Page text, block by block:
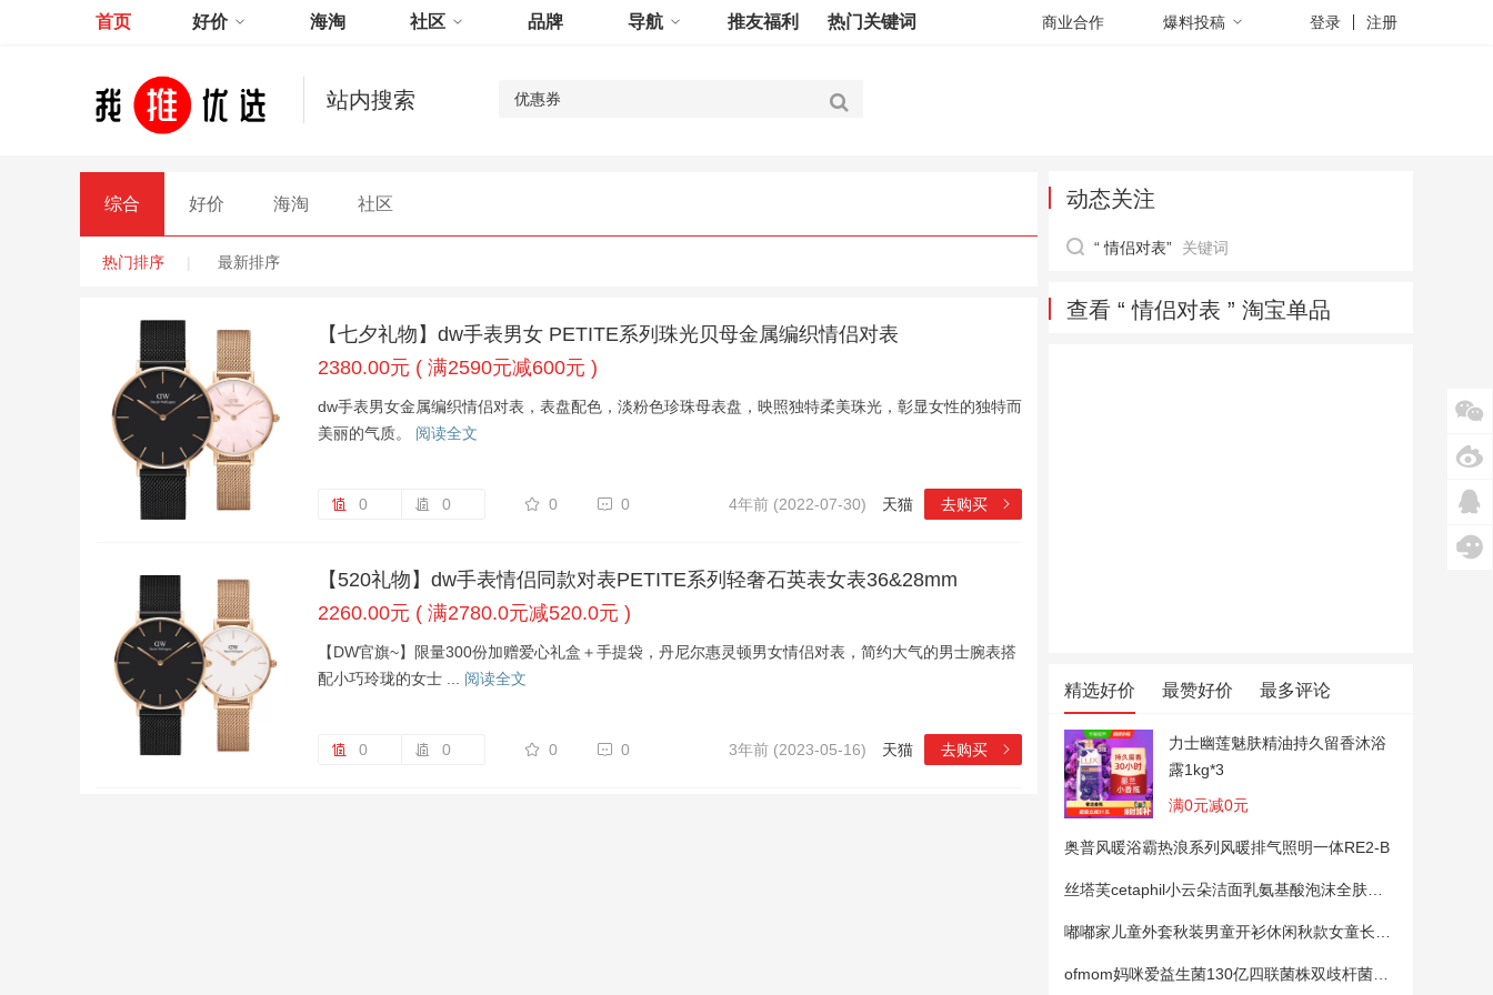
首页 好价 海淘 社区 品牌 导航 推友福利 热门关键词 商业合作 爆料投稿 登录 注册
站内搜索
综合 好价 海淘 社区
热门排序 | 最新排序
【七夕礼物】dw手表男女 PETITE系列珠光贝母金属编织情侣对表
2380.00元 ( 满2590元减600元 )
dw手表男女金属编织情侣对表，表盘配色，淡粉色珍珠母表盘，映照独特柔美珠光，彰显女性的独特而
美丽的气质。 阅读全文
0 0 0 0 去购买
4年前 (2022-07-30) 天猫
【520礼物】dw手表情侣同款对表PETITE系列轻奢石英表女表36&28mm
2260.00元 ( 满2780.0元减520.0元 )
【DW官旗~】限量300份加赠爱心礼盒＋手提袋，丹尼尔惠灵顿男女情侣对表，简约大气的男士腕表搭
配小巧玲珑的女士 ... 阅读全文
0 0 0 0 去购买
3年前 (2023-05-16) 天猫
动态关注
“ 情侣对表” 关键词
查看 “ 情侣对表 ” 淘宝单品
精选好价 最赞好价 最多评论
力士幽莲魅肤精油持久留香沐浴
露1kg*3
满0元减0元
奥普风暖浴霸热浪系列风暖排气照明一体RE2-B